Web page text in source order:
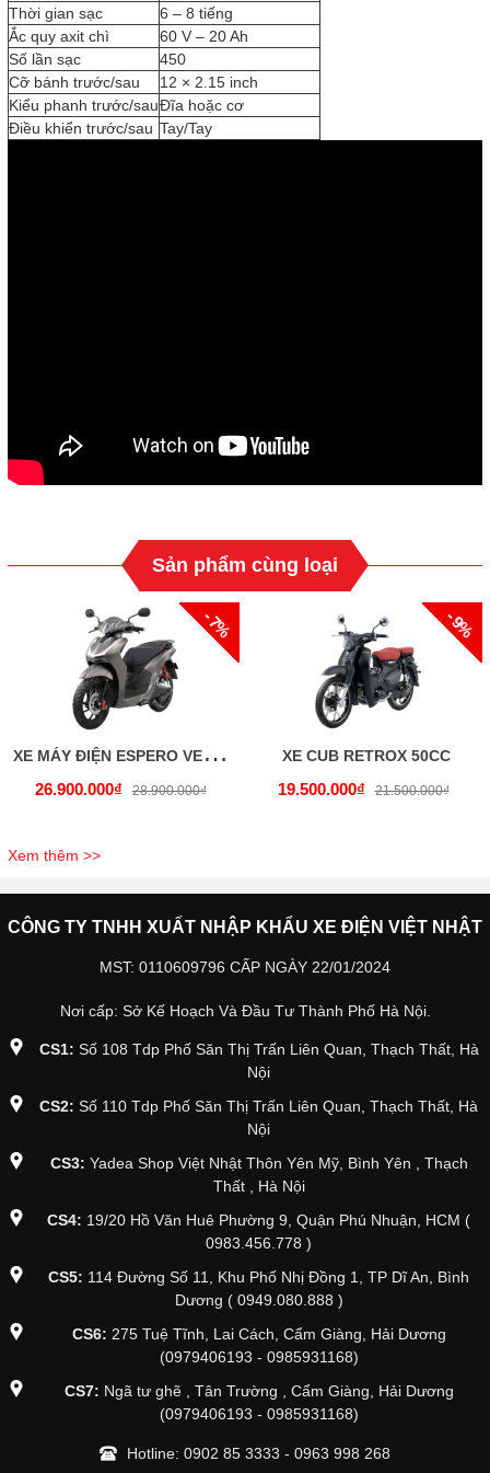
Thời gian sạc
6 – 8 tiếng
Ắc quy axit chì
60 V – 20 Ah
Số lần sạc
450
Cỡ bánh trước/sau
12 × 2.15 inch
Kiểu phanh trước/sauĐĩa hoặc cơ
Điều khiển trước/sau Tay/Tay
Sản phẩm cùng loại
- 7%
X
E MÁY ĐIỆN ESPERO VELIA P (PIN LITHIUM)
26.900.000₫ 28.900.000₫
- 9%
XE CUB RETROX 50CC
19.500.000₫ 21.500.000₫
Xem thêm >>
CÔNG TY TNHH XUẤT NHẬP KHẨU XE ĐIỆN VIỆT NHẬT
MST: 0110609796 CẤP NGÀY 22/01/2024
Nơi cấp: Sở Kế Hoạch Và Đầu Tư Thành Phố Hà Nội.
CS1: Số 108 Tdp Phố Săn Thị Trấn Liên Quan, Thạch Thất, Hà
Nội
CS2: Số 110 Tdp Phố Săn Thị Trấn Liên Quan, Thạch Thất, Hà
Nội
CS3: Yadea Shop Việt Nhật Thôn Yên Mỹ, Bình Yên , Thạch
Thất , Hà Nội
CS4: 19/20 Hồ Văn Huê Phường 9, Quận Phú Nhuận, HCM (
0983.456.778 )
CS5: 114 Đường Số 11, Khu Phố Nhị Đồng 1, TP Dĩ An, Bình
Dương ( 0949.080.888 )
CS6: 275 Tuệ Tĩnh, Lai Cách, Cẩm Giàng, Hải Dương
(0979406193 - 0985931168)
CS7: Ngã tư ghẽ , Tân Trường , Cẩm Giàng, Hải Dương
(0979406193 - 0985931168)
Hotline: 0902 85 3333 - 0963 998 268